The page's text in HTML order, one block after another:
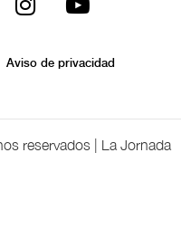
Aviso de privacidad
reservados | La Jornada